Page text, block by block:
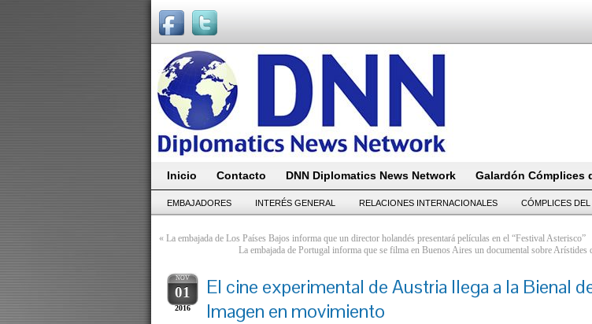
Inicio Contacto DNN Diplomatics News Network Galardón Cómplices
EMBAJADORES INTERÉS GENERAL RELACIONES INTERNACIONALES CÓMPLICES DEL
« La embajada de Los Países Bajos informa que un director holandés presentará películas en el “Festival Asterisco”
La embajada de Portugal informa que se filma en Buenos Aires un documental sobre Arístides
NOV
01
2016
El cine experimental de Austria llega a la Bienal
Imagen en movimiento